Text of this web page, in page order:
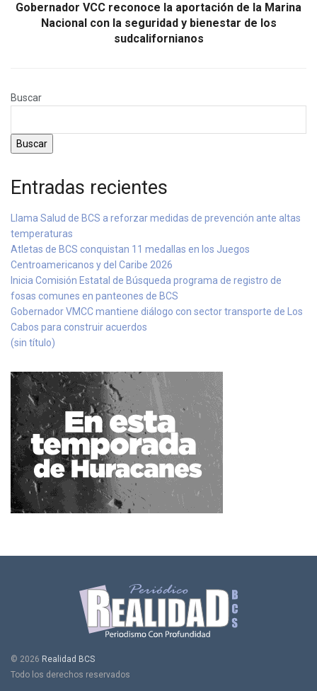
Gobernador VCC reconoce la aportación de la Marina
Nacional con la seguridad y bienestar de los
sudcalifornianos
Buscar
Buscar
Entradas recientes
Llama Salud de BCS a reforzar medidas de prevención ante altas
temperaturas
Atletas de BCS conquistan 11 medallas en los Juegos
Centroamericanos y del Caribe 2026
Inicia Comisión Estatal de Búsqueda programa de registro de
fosas comunes en panteones de BCS
Gobernador VMCC mantiene diálogo con sector transporte de Los
Cabos para construir acuerdos
(sin título)
© 2026 Realidad BCS
Todo los derechos reservados